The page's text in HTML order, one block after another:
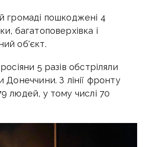
громаді пошкоджені 4
багатоповерхівка і
об'єкт.
5 разів обстріляли
Донеччини. З лінії фронту
людей, у тому числі 70